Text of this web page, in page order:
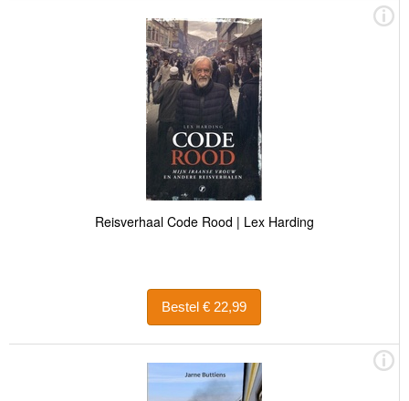
Reisverhaal Code Rood | Lex Harding
Bestel € 22,99